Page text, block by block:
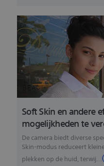
Soft Skin en andere
mogelijkheden te
De camera biedt diverse
Skin-modus reduceert
plekken op de huid, terwij...